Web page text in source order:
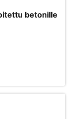
betonille